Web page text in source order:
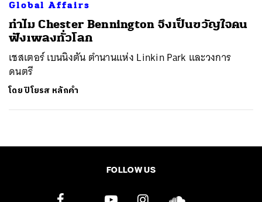
Global Affairs
ทำไม Chester Bennington จึงเป็นขวัญใจคน
ฟังเพลงทั่วโลก
เชสเตอร์ เบนนิงตัน ตำนานแห่ง ​Linkin Park​ และวงการ
ดนตรี
โดยปิโยรส หลักคำ
FOLLOW US